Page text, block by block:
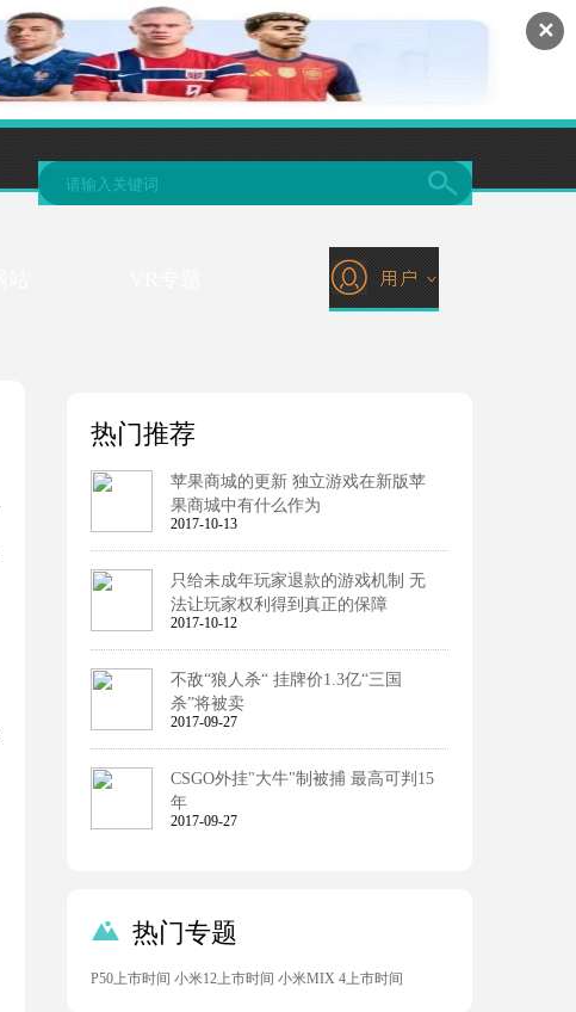
✕
热门推荐
苹果商城的更新 独立游戏在新版苹
果商城中有什么作为
2017-10-13
只给未成年玩家退款的游戏机制 无
法让玩家权利得到真正的保障
2017-10-12
不敌“狼人杀“ 挂牌价1.3亿“三国
杀”将被卖
2017-09-27
CSGO外挂"大牛"制被捕 最高可判15
年
2017-09-27
 热门专题
P50上市时间 小米12上市时间 小米MIX 4上市时间